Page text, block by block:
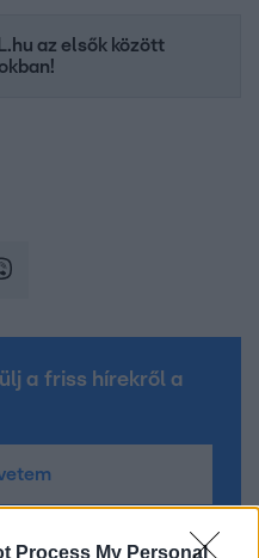
Process My Personal
az elsők között
a friss hírekről a